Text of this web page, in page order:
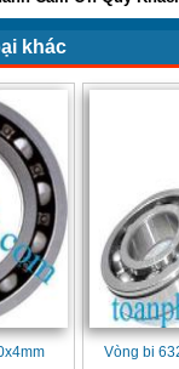
khác
Vòng bi